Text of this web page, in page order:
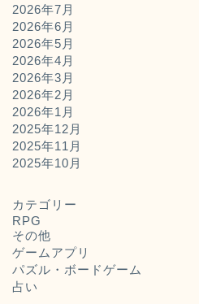
2026年7月
2026年6月
2026年5月
2026年4月
2026年3月
2026年2月
2026年1月
2025年12月
2025年11月
2025年10月
カテゴリー
RPG
その他
ゲームアプリ
パズル・ボードゲーム
占い